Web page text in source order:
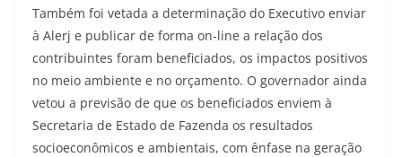
Também foi vetada a determinação do Executivo enviar
à Alerj e publicar de forma on-line a relação dos
contribuintes foram beneficiados, os impactos positivos
no meio ambiente e no orçamento. O governador ainda
vetou a previsão de que os beneficiados enviem à
Secretaria de Estado de Fazenda os resultados
socioeconômicos e ambientais, com ênfase na geração